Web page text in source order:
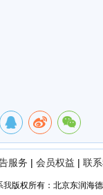
服务 | 会员权益 | 联
版权所有：北京东润海